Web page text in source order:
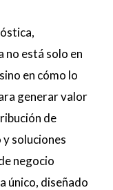
está solo en
en cómo lo
generar valor
de
soluciones
negocio
único, diseñado